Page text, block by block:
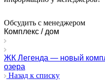
Обсудить с менеджером
Комплекс / дом
ЖК Легенда — новый
озера
Назад к списку